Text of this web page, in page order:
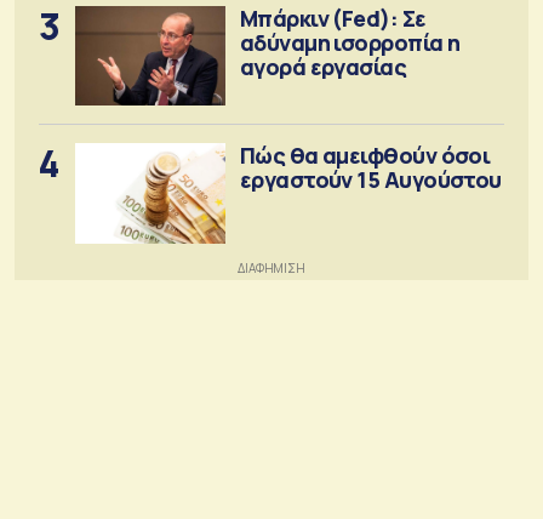
3
Μπάρκιν (Fed): Σε
αδύναμη ισορροπία η
αγορά εργασίας
4
Πώς θα αμειφθούν όσοι
εργαστούν 15 Αυγούστου